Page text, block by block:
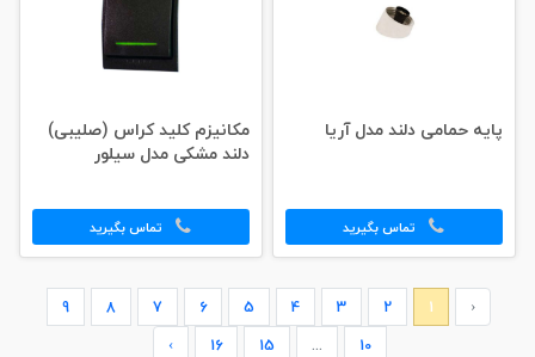
پایه حمامی دلند مدل آریا
تماس بگیرید
مکانیزم کلید کراس (صلیبی)
دلند مشکی مدل سیلور
تماس بگیرید
‹
1
2
3
4
5
6
7
8
9
10
...
15
16
›